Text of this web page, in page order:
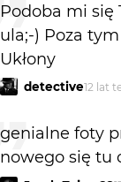
Podoba mi się
ula;-) Poza
Ukłony
detective12 lat
genialne foty
nowego się tu